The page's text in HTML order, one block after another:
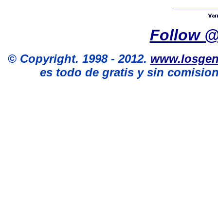
Follow
© Copyright. 1998 - 2012.
es todo de gratis y sin